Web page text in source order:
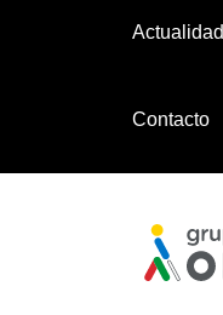
Actualidad
Contacto